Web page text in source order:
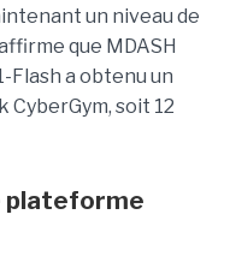
un niveau de
que MDASH
Flash a obtenu un
CyberGym, soit 12
plateforme